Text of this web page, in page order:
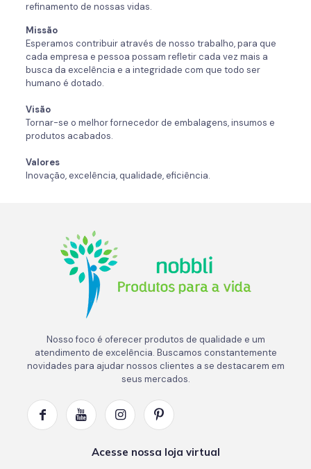
refinamento de nossas vidas.
Missão
Esperamos contribuir através de nosso trabalho, para que
cada empresa e pessoa possam refletir cada vez mais a
busca da excelência e a integridade com que todo ser
humano é dotado.
Visão
Tornar-se o melhor fornecedor de embalagens, insumos e
produtos acabados.
Valores
Inovação, excelência, qualidade, eficiência.
Nosso foco é oferecer produtos de qualidade e um
atendimento de excelência. Buscamos constantemente
novidades para ajudar nossos clientes a se destacarem em
seus mercados.
Acesse nossa loja virtual